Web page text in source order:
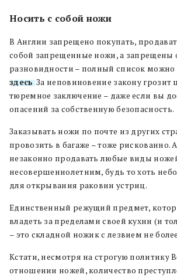
Носить с собой ножи
В Англии запрещено покупать,
собой запрещенные ножи, а запрещены
разновидности – полный список можно
здесь. За неповиновение закону
тюремное заключение – даже если вы
опасений за собственную безопасность.
Заказывать ножи по почте из других
провозить в багаже – тоже рискованно.
незаконно продавать любые виды
несовершеннолетним, будь то хоть
для открывания раковин устриц.
Единственный режущий предмет,
владеть за пределами своей кухни (и
– это складной ножик с лезвием не
Кстати, несмотря на строгую политику
отношении ножей, количество